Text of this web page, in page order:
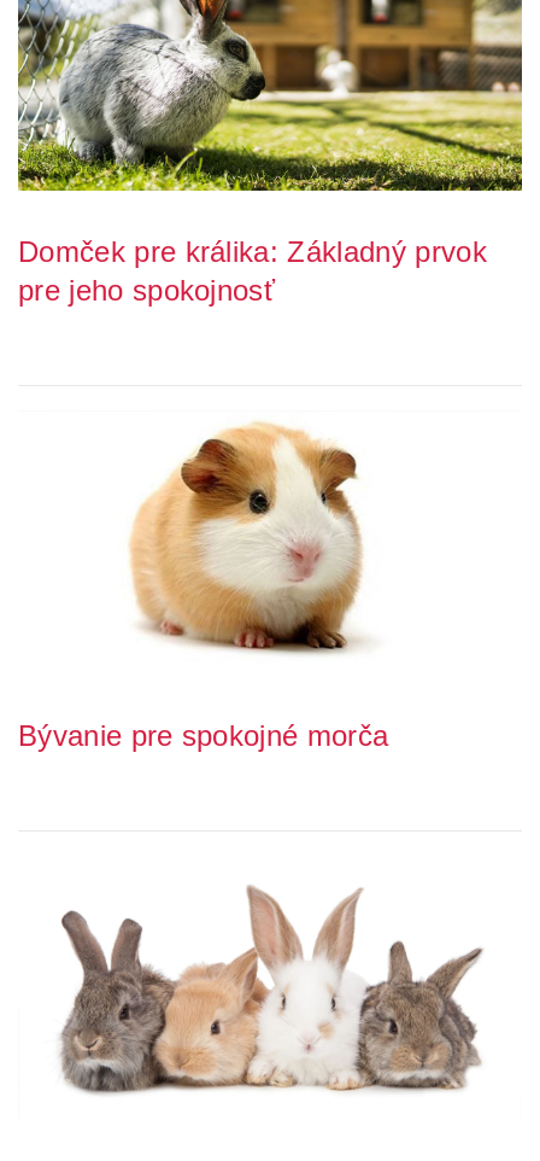
Domček pre králika: Základný prvok
pre jeho spokojnosť
Bývanie pre spokojné morča